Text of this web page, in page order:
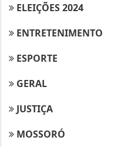
ELEIÇÕES 2024
ENTRETENIMENTO
ESPORTE
GERAL
JUSTIÇA
MOSSORÓ